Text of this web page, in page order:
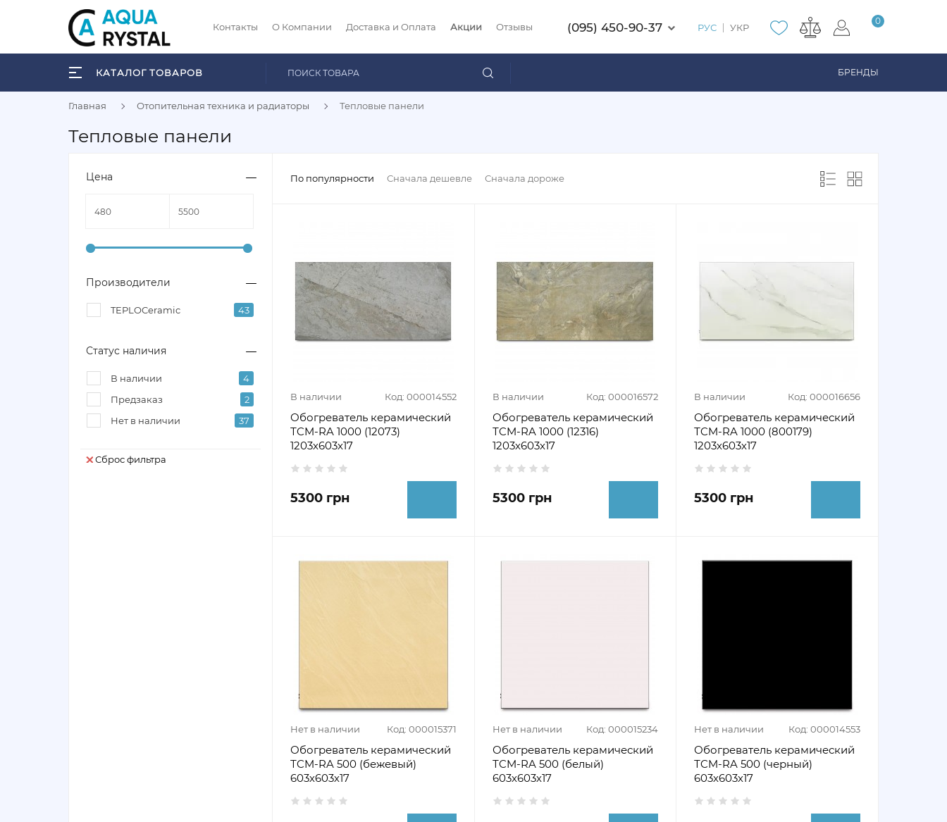
Контакты О Компании Доставка и Оплата Акции Отзывы
0
РУС УКР
(095) 450-90-37
БРЕНДЫ
КАТАЛОГ ТОВАРОВ
Главная Отопительная техника и радиаторы Тепловые панели
Тепловые панели
Цена
Производители
TEPLOCeramic 43
Статус наличия
В наличии
4
Предзаказ
2
Нет в наличии
37
Сброс фильтра
По популярности Сначала дешевле Сначала дороже
В наличии Код: 000014552
Обогреватель керамический
ТCM-RA 1000 (12073)
1203х603х17
5300 грн
В наличии Код: 000016572
Обогреватель керамический
ТCM-RA 1000 (12316)
1203х603х17
5300 грн
В наличии Код: 000016656
Обогреватель керамический
ТCM-RA 1000 (800179)
1203х603х17
5300 грн
Нет в наличии Код: 000015371
Обогреватель керамический
ТCM-RA 500 (бежевый)
603х603х17
Нет в наличии Код: 000015234
Обогреватель керамический
ТCM-RA 500 (белый)
603х603х17
Нет в наличии Код: 000014553
Обогреватель керамический
ТCM-RA 500 (черный)
603х603х17